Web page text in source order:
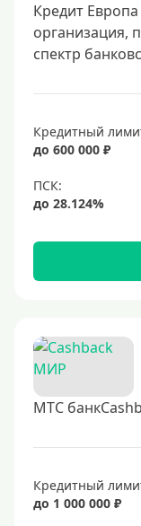
UnionPay
Мир
Platinum
Золотые
Черные
Виртуальные
С бонусами
С кэшбэком на АЗС
С милями
Цель
Для игр
Для покупок
Для путешествий
Кредит
организация,
спектр
Кредитный
до 600 000 ₽
МТС
Кредитный
до 1 000 000 ₽